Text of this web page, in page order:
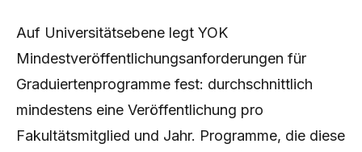
Auf Universitätsebene legt YOK
Mindestveröffentlichungsanforderungen für
Graduiertenprogramme fest: durchschnittlich
mindestens eine Veröffentlichung pro
Fakultätsmitglied und Jahr. Programme, die diese